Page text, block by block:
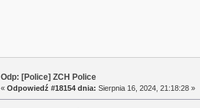
Odp: [Police] ZCH Police
«Odpowiedź #18154 dnia: Sierpnia 16, 2024, 21:18:28 »